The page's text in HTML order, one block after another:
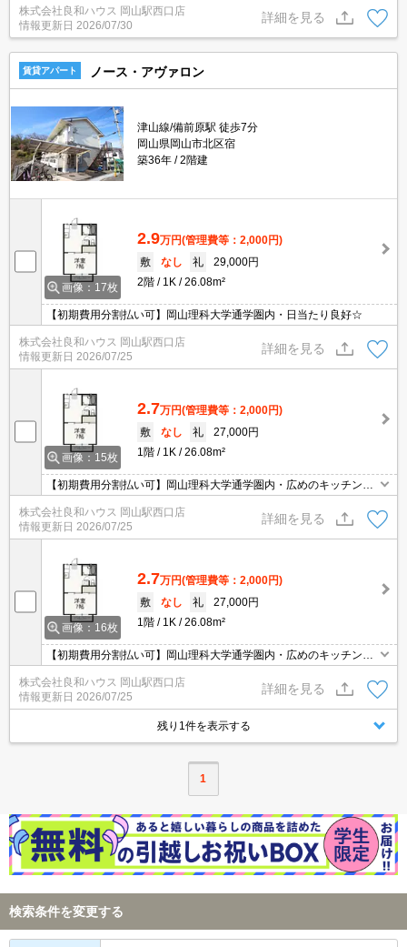
株式会社良和ハウス 岡山駅西口店
情報更新日 2026/07/30
詳細を見る
賃貸アパート ノース・アヴァロン
津山線/備前原駅 徒歩7分
岡山県岡山市北区宿
築36年
2階建
画像：17枚
2.9万円(管理費等：2,000円)
敷
なし 礼
29,000円
2階
1K 26.08m²
【初期費用分割払い可】岡山理科大学通学圏内・日当たり良好☆
株式会社良和ハウス 岡山駅西口店
情報更新日 2026/07/25
詳細を見る
画像：15枚
2.7万円(管理費等：2,000円)
敷
なし 礼
27,000円
1階
1K 26.08m²
【初期費用分割払い可】岡山理科大学通学圏内・広めのキッチンス
ペース
株式会社良和ハウス 岡山駅西口店
情報更新日 2026/07/25
詳細を見る
画像：16枚
2.7万円(管理費等：2,000円)
敷
なし 礼
27,000円
1階
1K 26.08m²
【初期費用分割払い可】岡山理科大学通学圏内・広めのキッチンス
ペース
株式会社良和ハウス 岡山駅西口店
情報更新日 2026/07/25
詳細を見る
残り1件を表示する
1
検索条件を変更する